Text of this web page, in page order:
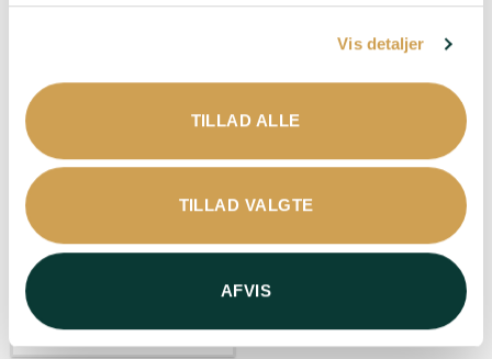
Vis detaljer
TILLAD ALLE
TILLAD VALGTE
AFVIS
mineraler – Delikat –
Duft
Livlig
Salte snacks – Skaldyr –